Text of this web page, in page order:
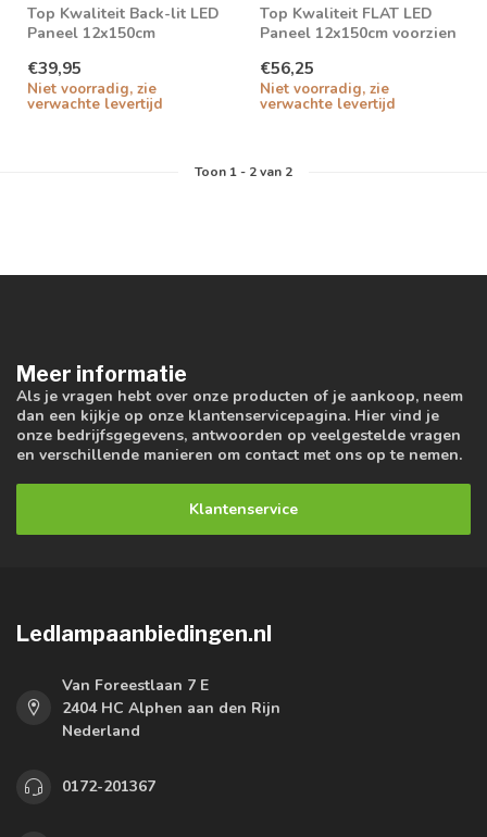
Top Kwaliteit Back-lit LED
Paneel 12x150cm
€39,95
Niet voorradig, zie
verwachte levertijd
Top Kwaliteit FLAT LED
Paneel 12x150cm voorzien
€56,25
Niet voorradig, zie
verwachte levertijd
Toon 1- 2van 2
Meer informatie
Als je vragen hebt over onze producten of je aankoop, neem
dan een kijkje op onze klantenservicepagina. Hier vind je
onze bedrijfsgegevens, antwoorden op veelgestelde vragen
en verschillende manieren om contact met ons op te nemen.
Klantenservice
Ledlampaanbiedingen.nl
Van Foreestlaan 7 E
2404 HC Alphen aan den Rijn
Nederland
0172-201367